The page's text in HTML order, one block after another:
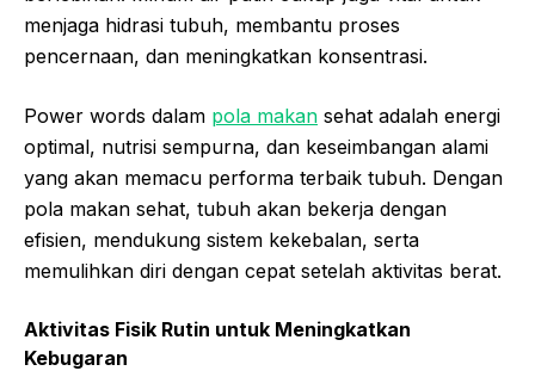
menjaga hidrasi tubuh, membantu proses
pencernaan, dan meningkatkan konsentrasi.
Power words dalam pola makan sehat adalah energi
optimal, nutrisi sempurna, dan keseimbangan alami
yang akan memacu performa terbaik tubuh. Dengan
pola makan sehat, tubuh akan bekerja dengan
efisien, mendukung sistem kekebalan, serta
memulihkan diri dengan cepat setelah aktivitas berat.
Aktivitas Fisik Rutin untuk Meningkatkan
Kebugaran